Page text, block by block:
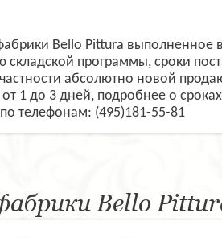
Bello Pittura выполненное
программы, сроки
абсолютно новой
1 до 3 дней, подробнее о
телефонам: (495)181-55-81
Bello